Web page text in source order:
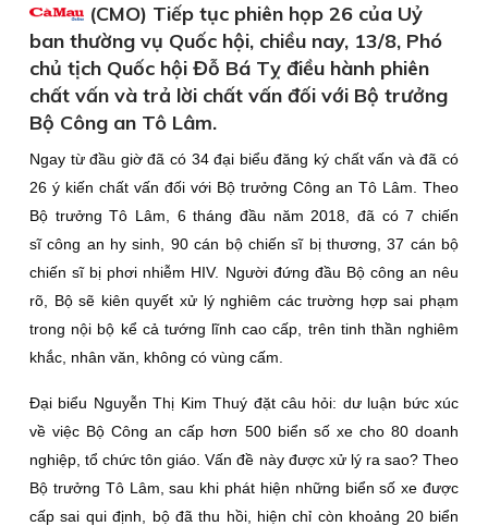
(CMO) Tiếp tục phiên họp 26 của Uỷ
ban thường vụ Quốc hội, chiều nay, 13/8, Phó
chủ tịch Quốc hội Đỗ Bá Tỵ điều hành phiên
chất vấn và trả lời chất vấn đối với Bộ trưởng
Bộ Công an Tô Lâm.
Ngay từ đầu giờ đã có 34 đại biểu đăng ký chất vấn và đã có
26 ý kiến chất vấn đối với Bộ trưởng Công an Tô Lâm. Theo
Bộ trưởng Tô Lâm, 6 tháng đầu năm 2018, đã có 7 chiến
sĩ công an hy sinh, 90 cán bộ chiến sĩ bị thương, 37 cán bộ
chiến sĩ bị phơi nhiễm HIV. Người đứng đầu Bộ công an nêu
rõ, Bộ sẽ kiên quyết xử lý nghiêm các trường hợp sai phạm
trong nội bộ kể cả tướng lĩnh cao cấp, trên tinh thần nghiêm
khắc, nhân văn, không có vùng cấm.
Đại biểu Nguyễn Thị Kim Thuý đặt câu hỏi: dư luận bức xúc
về việc Bộ Công an cấp hơn 500 biển số xe cho 80 doanh
nghiệp, tổ chức tôn giáo. Vấn đề này được xử lý ra sao? Theo
Bộ trưởng Tô Lâm, sau khi phát hiện những biển số xe được
cấp sai qui định, bộ đã thu hồi, hiện chỉ còn khoảng 20 biển